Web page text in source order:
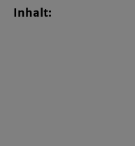
Inhalt: